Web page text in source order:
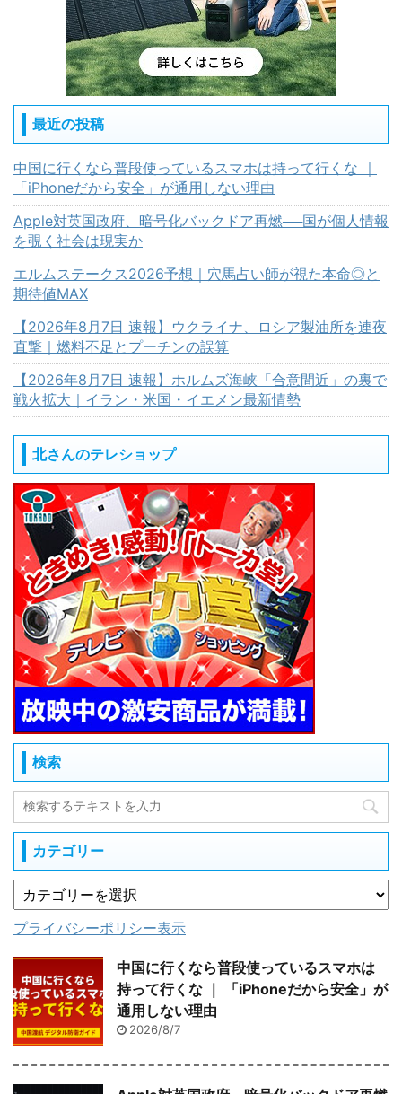
最近の投稿
中国に行くなら普段使っているスマホは持って行くな ｜
「iPhoneだから安全」が通用しない理由
Apple対英国政府、暗号化バックドア再燃──国が個人情報
を覗く社会は現実か
エルムステークス2026予想｜穴馬占い師が視た本命◎と
期待値MAX
【2026年8月7日 速報】ウクライナ、ロシア製油所を連夜
直撃｜燃料不足とプーチンの誤算
【2026年8月7日 速報】ホルムズ海峡「合意間近」の裏で
戦火拡大｜イラン・米国・イエメン最新情勢
北さんのテレショップ
検索
カテゴリー
プライバシーポリシー表示
中国に行くなら普段使っているスマホは
持って行くな ｜ 「iPhoneだから安全」が
通用しない理由
2026/8/7